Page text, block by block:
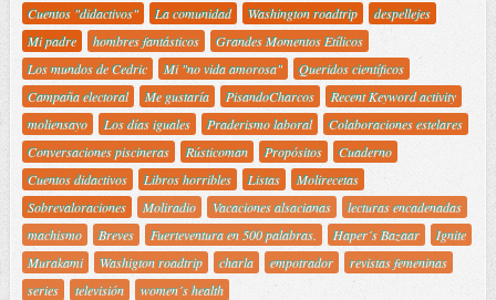
Cuentos "didactivos"
La comunidad Washington roadtrip
despellejes
Mi padre
hombres fantásticos
Grandes Momentos Etílicos
Los mundos de Cedric
Mi "no vida amorosa"
Queridos científicos
Campaña electoral
Me gustaría PisandoCharcos
Recent Keyword activity
moliensayo
Los días iguales Praderismo laboral
Colaboraciones estelares
Conversaciones piscineras
Rústicoman Propósitos
Cuaderno
Cuentos didactivos
Libros horribles Listas
Molirecetas
Sobrevaloraciones
Moliradio Vacaciones alsacianas
lecturas encadenadas
machismo
Breves Fuerteventura en 500 palabras. Haper´s Bazaar
Ignite
Murakami
Washigton roadtrip charla empotrador
revistas femeninas
series
televisión women´s health